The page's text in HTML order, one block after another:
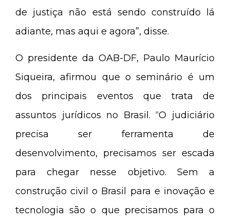
de justiça não está sendo construído lá
adiante, mas aqui e agora”, disse.
O presidente da OAB-DF, Paulo Maurício
Siqueira, afirmou que o seminário é um
dos principais eventos que trata de
assuntos jurídicos no Brasil. “O judiciário
precisa ser ferramenta de
desenvolvimento, precisamos ser escada
para chegar nesse objetivo. Sem a
construção civil o Brasil para e inovação e
tecnologia são o que precisamos para o